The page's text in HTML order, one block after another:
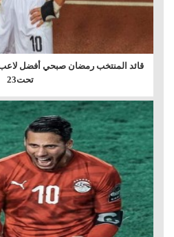
قائد المنتخب رمضان صبحي أفضل لاعب
تحت23